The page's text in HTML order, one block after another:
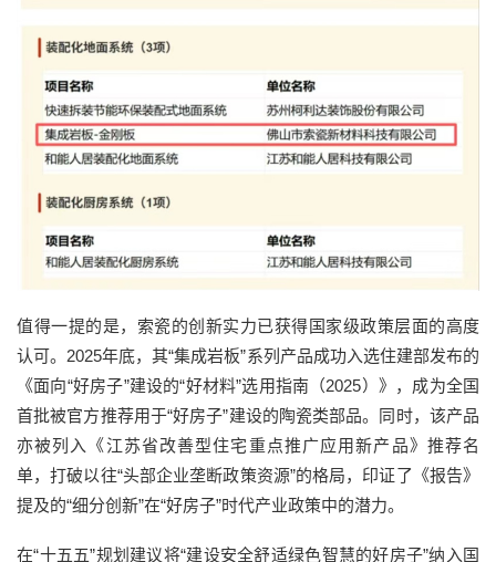
值得一提的是，索瓷的创新实力已获得国家级政策层面的高度
认可。2025年底，其“集成岩板”系列产品成功入选住建部发布的
《面向“好房子”建设的“好材料”选用指南（2025）》，成为全国
首批被官方推荐用于“好房子”建设的陶瓷类部品。同时，该产品
亦被列入《江苏省改善型住宅重点推广应用新产品》推荐名
单，打破以往“头部企业垄断政策资源”的格局，印证了《报告》
提及的“细分创新”在“好房子”时代产业政策中的潜力。
在“十五五”规划建议将“建设安全舒适绿色智慧的好房子”纳入国